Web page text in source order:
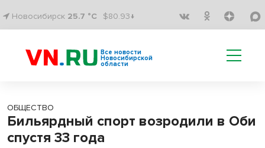
Новосибирск 25.7 °C $80.93↓
Все новости
Новосибирской
области
ОБЩЕСТВО
Бильярдный спорт возродили в Оби
спустя 33 года